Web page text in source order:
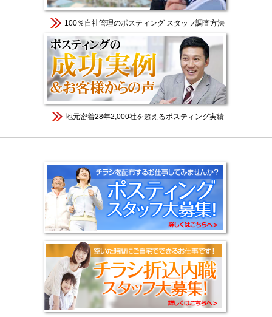
100％自社管理のポスティング スタッフ調査方法
地元密着28年2,000社を超えるポスティング実績